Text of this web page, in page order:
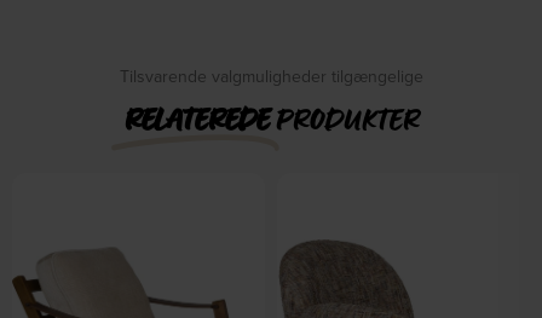
Tilsvarende valgmuligheder tilgængelige
RELATEREDEPRODUKTER